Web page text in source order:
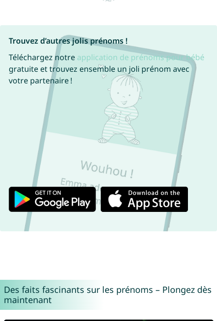
Trouvez d’autres jolis prénoms !
Téléchargez notre application de prénoms pour bébé
gratuite et trouvez ensemble un joli prénom avec
votre partenaire !
Des faits fascinants sur les prénoms – Plongez dès
maintenant